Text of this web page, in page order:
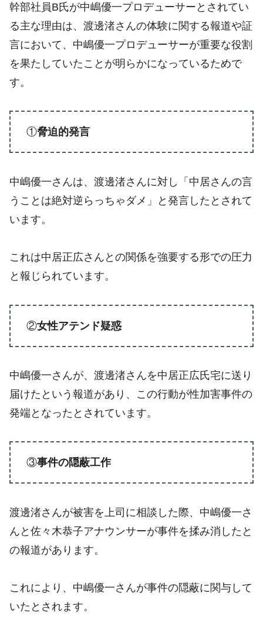
幹部社員B氏が中嶋優一プロデューサーとされてい
る主な理由は、渡邊渚さんの体験に関する報道や証
言において、中嶋優一プロデューサーが重要な役割
を果たしていたことが明らかになっているためで
す。
①脅迫的発言
中嶋優一さんは、渡邊渚さんに対し「中居さんの言
うことは絶対逆らっちゃダメ」と発言したとされて
います。
これは中居正広さんとの関係を強要する形での圧力
と報じられています。
②女性アテンド疑惑
中嶋優一さんが、渡邊渚さんを中居正広氏宅に送り
届けたという報道があり、この行動が性加害事件の
発端となったとされています。
③事件の隠蔽工作
渡邊渚さんが被害を上司に相談した際、中嶋優一さ
んと佐々木恭子アナウンサーが事件を揉み消したと
の報道があります。
これにより、中嶋優一さんが事件の隠蔽に関与して
いたとされます。